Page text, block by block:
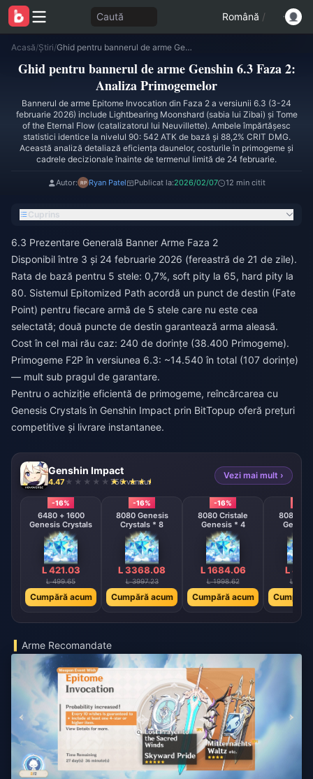
Caută Română /
Acasă/Știri/ Ghid pentru bannerul de arme Genshin 6.3 Faza 2: Analiza Primogemelor
Ghid pentru bannerul de arme Genshin 6.3 Faza 2:
Analiza Primogemelor
Bannerul de arme Epitome Invocation din Faza 2 a versiunii 6.3 (3-24
februarie 2026) include Lightbearing Moonshard (sabia lui Zibai) și Tome
of the Eternal Flow (catalizatorul lui Neuvillette). Ambele împărtășesc
statistici identice la nivelul 90: 542 ATK de bază și 88,2% CRIT DMG.
Această analiză detaliază eficiența daunelor, costurile în primogeme și
cadrele decizionale înainte de termenul limită de 24 februarie.
Autor: Ryan Patel Publicat la:2026/02/07 12 min citit
Cuprins
6.3 Prezentare Generală Banner Arme Faza 2
Disponibil între 3 și 24 februarie 2026 (fereastră de 21 de zile).
Rata de bază pentru 5 stele: 0,7%, soft pity la 65, hard pity la
80. Sistemul Epitomized Path acordă un punct de destin (Fate
Point) pentru fiecare armă de 5 stele care nu este cea
selectată; două puncte de destin garantează arma aleasă.
Cost în cel mai rău caz: 240 de dorințe (38.400 Primogeme).
Primogeme F2P în versiunea 6.3: ~14.540 în total (107 dorințe)
— mult sub pragul de garantare.
Pentru o achiziție eficientă de primogeme, reîncărcarea cu
Genesis Crystals în Genshin Impact prin BitTopup oferă prețuri
competitive și livrare instantanee.
Genshin Impact
4.47 750 vândut
Vezi mai mult ›
-16%
6480 + 1600
Genesis Crystals
L 421.03
L 499.65
Cumpără acum
-16%
8080 Genesis
Crystals * 8
L 3368.08
L 3997.23
Cumpără acum
-16%
8080 Cristale
Genesis * 4
L 1684.06
L 1998.62
Cumpără acum
8080
L
L
Cumpără
Arme Recomandate